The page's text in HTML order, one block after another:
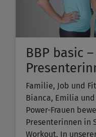
BBP basic
Familie, Job und
Bianca, Emilia
Power-Frauen
Presenterinnen in
Workout. In